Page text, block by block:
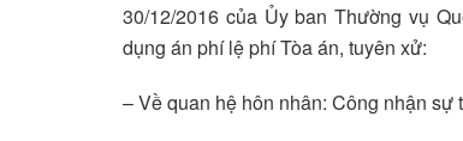
30/12/2016 của Ủy ban Thường vụ
dụng án phí lệ phí Tòa án, tuyên xử:
– Về quan hệ hôn nhân: Công nhận